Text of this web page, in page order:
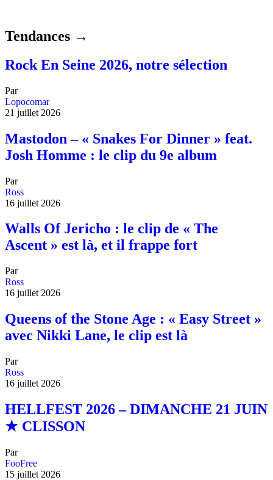
Tendances →
Rock En Seine 2026, notre sélection
Par
Lopocomar
21 juillet 2026
Mastodon – « Snakes For Dinner » feat.
Josh Homme : le clip du 9e album
Par
Ross
16 juillet 2026
Walls Of Jericho : le clip de « The
Ascent » est là, et il frappe fort
Par
Ross
16 juillet 2026
Queens of the Stone Age : « Easy Street »
avec Nikki Lane, le clip est là
Par
Ross
16 juillet 2026
HELLFEST 2026 – DIMANCHE 21 JUIN
★ CLISSON
Par
FooFree
15 juillet 2026